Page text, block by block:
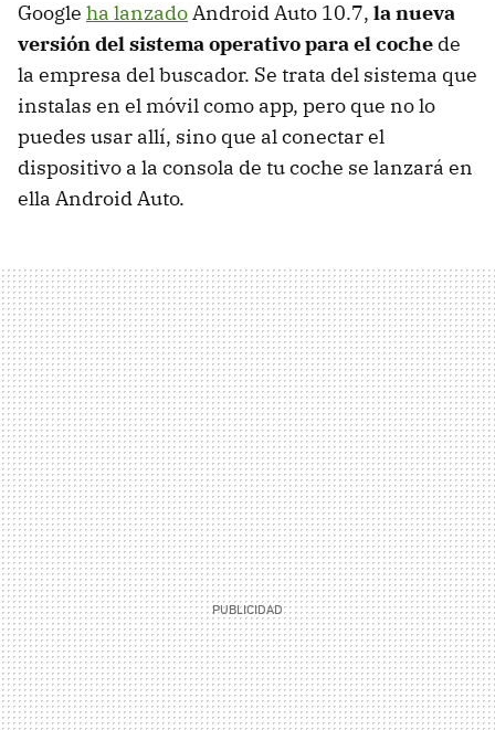
Google ha lanzadoAndroid Auto 10.7, la nueva
versión del sistema operativo para el coche de
la empresa del buscador. Se trata del sistema que
instalas en el móvil como app, pero que no lo
puedes usar allí, sino que al conectar el
dispositivo a la consola de tu coche se lanzará en
ella Android Auto.